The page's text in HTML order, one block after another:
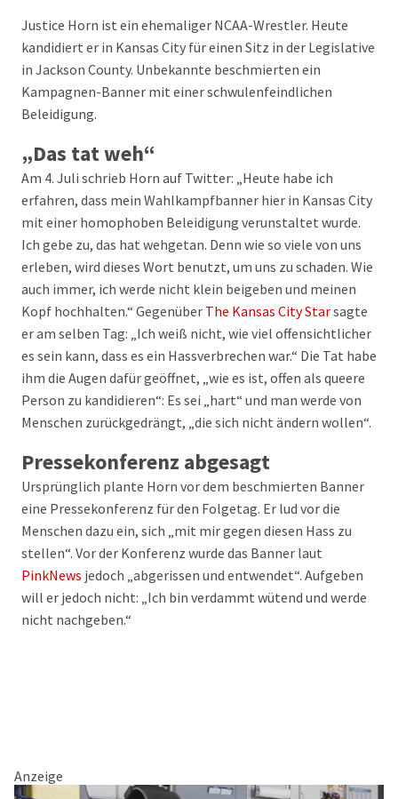
Justice Horn ist ein ehemaliger NCAA-Wrestler. Heute
kandidiert er in Kansas City für einen Sitz in der Legislative
in Jackson County. Unbekannte beschmierten ein
Kampagnen-Banner mit einer schwulenfeindlichen
Beleidigung.
„Das tat weh“
Am 4. Juli schrieb Horn auf Twitter: „Heute habe ich
erfahren, dass mein Wahlkampfbanner hier in Kansas City
mit einer homophoben Beleidigung verunstaltet wurde.
Ich gebe zu, das hat wehgetan. Denn wie so viele von uns
erleben, wird dieses Wort benutzt, um uns zu schaden. Wie
auch immer, ich werde nicht klein beigeben und meinen
Kopf hochhalten.“ Gegenüber The Kansas City Starsagte
er am selben Tag: „Ich weiß nicht, wie viel offensichtlicher
es sein kann, dass es ein Hassverbrechen war.“ Die Tat habe
ihm die Augen dafür geöffnet, „wie es ist, offen als queere
Person zu kandidieren“: Es sei „hart“ und man werde von
Menschen zurückgedrängt, „die sich nicht ändern wollen“.
Pressekonferenz abgesagt
Ursprünglich plante Horn vor dem beschmierten Banner
eine Pressekonferenz für den Folgetag. Er lud vor die
Menschen dazu ein, sich „mit mir gegen diesen Hass zu
stellen“. Vor der Konferenz wurde das Banner laut
PinkNews jedoch „abgerissen und entwendet“. Aufgeben
will er jedoch nicht: „Ich bin verdammt wütend und werde
nicht nachgeben.“
Anzeige